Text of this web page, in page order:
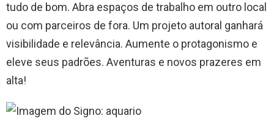
tudo de bom. Abra espaços de trabalho em outro local
ou com parceiros de fora. Um projeto autoral ganhará
visibilidade e relevância. Aumente o protagonismo e
eleve seus padrões. Aventuras e novos prazeres em
alta!